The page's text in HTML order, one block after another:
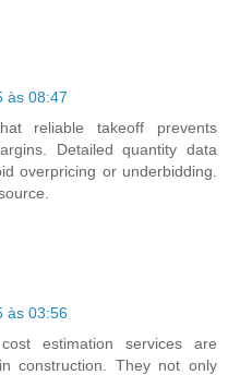
às 08:47
reliable takeoff prevents
Detailed quantity data
overpricing or underbidding.
às 03:56
estimation services are
construction. They not only